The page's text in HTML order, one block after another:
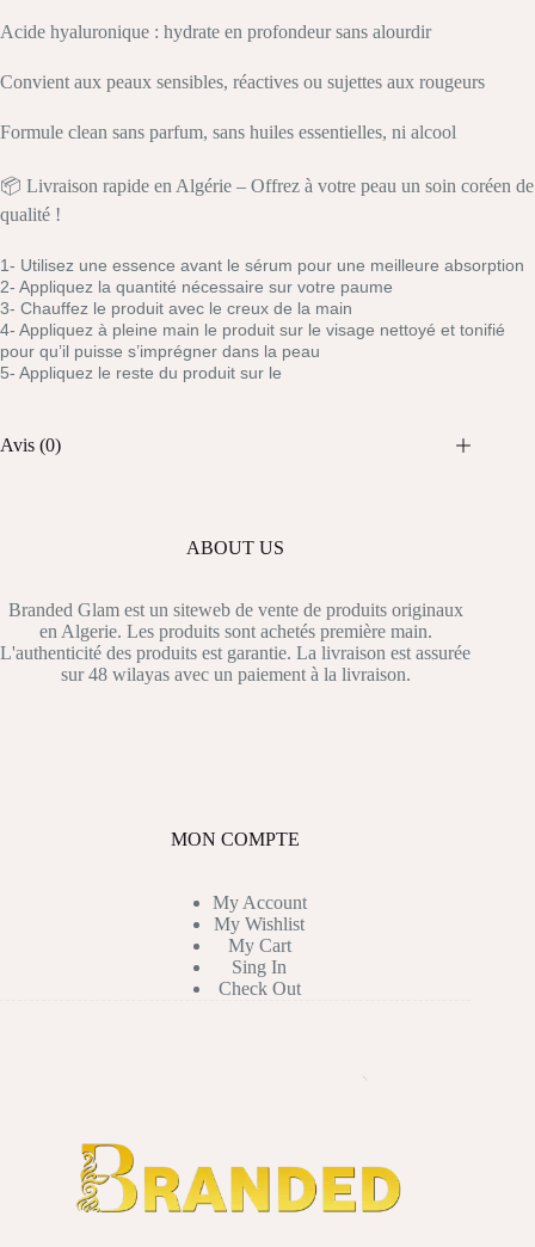
Acide hyaluronique : hydrate en profondeur sans alourdir
Convient aux peaux sensibles, réactives ou sujettes aux rougeurs
Formule clean sans parfum, sans huiles essentielles, ni alcool
📦 Livraison rapide en Algérie – Offrez à votre peau un soin coréen de
qualité !
1- Utilisez une essence avant le sérum pour une meilleure absorption
2- Appliquez la quantité nécessaire sur votre paume
3- Chauffez le produit avec le creux de la main
4- Appliquez à pleine main le produit sur le visage nettoyé et tonifié
pour qu’il puisse s’imprégner dans la peau
5- Appliquez le reste du produit sur le
Avis (0)
ABOUT US
Branded Glam est un siteweb de vente de produits originaux
en Algerie. Les produits sont achetés première main.
L'authenticité des produits est garantie. La livraison est assurée
sur 48 wilayas avec un paiement à la livraison.
MON COMPTE
My Account
My Wishlist
My Cart
Sing In
Check Out